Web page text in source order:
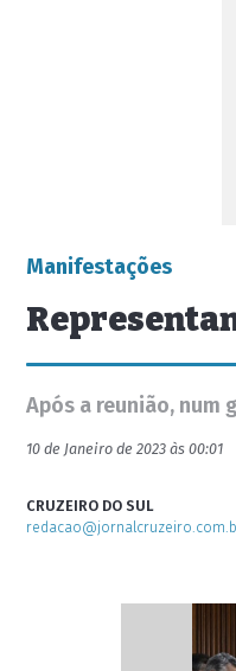
Manifestações
Após a reunião, num
10 de Janeiro de 2023 às 00:01
CRUZEIRO DO SUL